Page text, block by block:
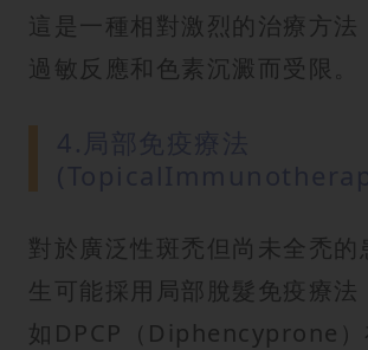
這是一種相對激烈的治療方
過敏反應和色素沉澱而受限。
對於廣泛性斑禿但尚未全禿
生可能採用局部脫髮免疫療
如DPCP（Diphencyprone